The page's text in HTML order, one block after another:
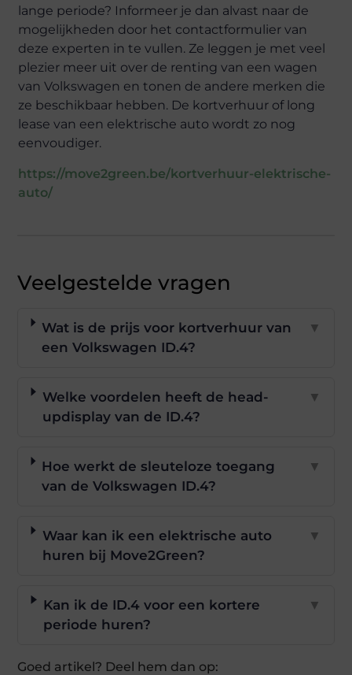
lange periode? Informeer je dan alvast naar de
mogelijkheden door het contactformulier van
deze experten in te vullen. Ze leggen je met veel
plezier meer uit over de renting van een wagen
van Volkswagen en tonen de andere merken die
ze beschikbaar hebben. De kortverhuur of long
lease van een elektrische auto wordt zo nog
eenvoudiger.
https://move2green.be/kortverhuur-elektrische-
auto/
Veelgestelde vragen
Wat is de prijs voor kortverhuur van
een Volkswagen ID.4?
▼
Welke voordelen heeft de head-
updisplay van de ID.4?
▼
Hoe werkt de sleuteloze toegang
van de Volkswagen ID.4?
▼
Waar kan ik een elektrische auto
huren bij Move2Green?
▼
Kan ik de ID.4 voor een kortere
periode huren?
▼
Goed artikel? Deel hem dan op: